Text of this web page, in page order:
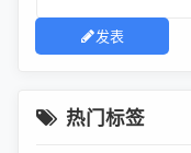
发表
热门标签